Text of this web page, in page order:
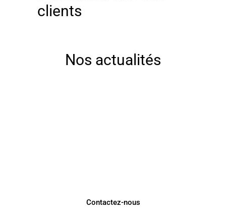
clients
Nos actualités
Contactez-nous